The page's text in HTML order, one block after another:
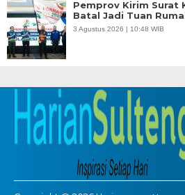
Pemprov Kirim Surat
Batal Jadi Tuan
3 Agustus 2026 | 10:48 WIB